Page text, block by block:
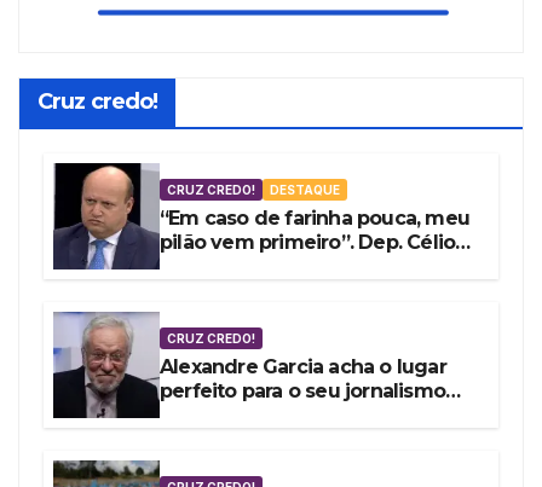
Cruz credo!
CRUZ CREDO! DESTAQUE
“Em caso de farinha pouca, meu
pilão vem primeiro”. Dep. Célio
CRUZ CREDO!
Alexandre Garcia acha o lugar
perfeito para o seu jornalismo